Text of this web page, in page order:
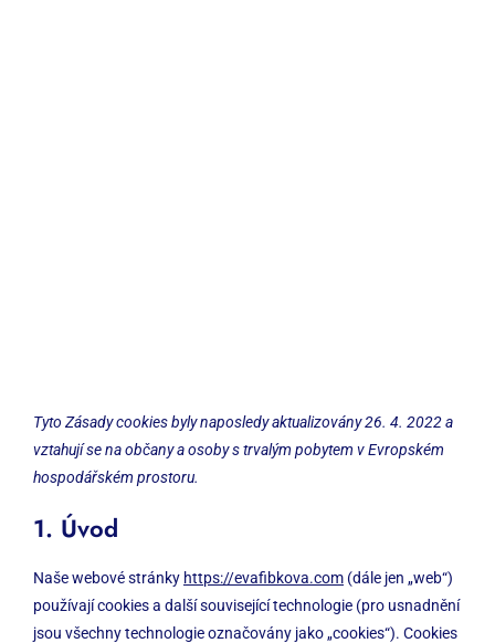
Tyto Zásady cookies byly naposledy aktualizovány 26. 4. 2022 a
vztahují se na občany a osoby s trvalým pobytem v Evropském
hospodářském prostoru.
1. Úvod
Naše webové stránky https://evafibkova.com (dále jen „web“)
používají cookies a další související technologie (pro usnadnění
jsou všechny technologie označovány jako „cookies“). Cookies